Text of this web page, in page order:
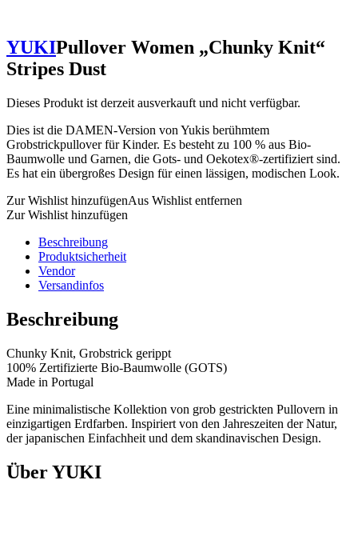
YUKIPullover Women „Chunky Knit“
Stripes Dust
Dieses Produkt ist derzeit ausverkauft und nicht verfügbar.
Dies ist die DAMEN-Version von Yukis berühmtem
Grobstrickpullover für Kinder. Es besteht zu 100 % aus Bio-
Baumwolle und Garnen, die Gots- und Oekotex®-zertifiziert sind.
Es hat ein übergroßes Design für einen lässigen, modischen Look.
Zur Wishlist hinzufügenAus Wishlist entfernen
Zur Wishlist hinzufügen
Beschreibung
Produktsicherheit
Vendor
Versandinfos
Beschreibung
Chunky Knit, Grobstrick gerippt
100% Zertifizierte Bio-Baumwolle (GOTS)
Made in Portugal
Eine minimalistische Kollektion von grob gestrickten Pullovern in
einzigartigen Erdfarben. Inspiriert von den Jahreszeiten der Natur,
der japanischen Einfachheit und dem skandinavischen Design.
Über YUKI